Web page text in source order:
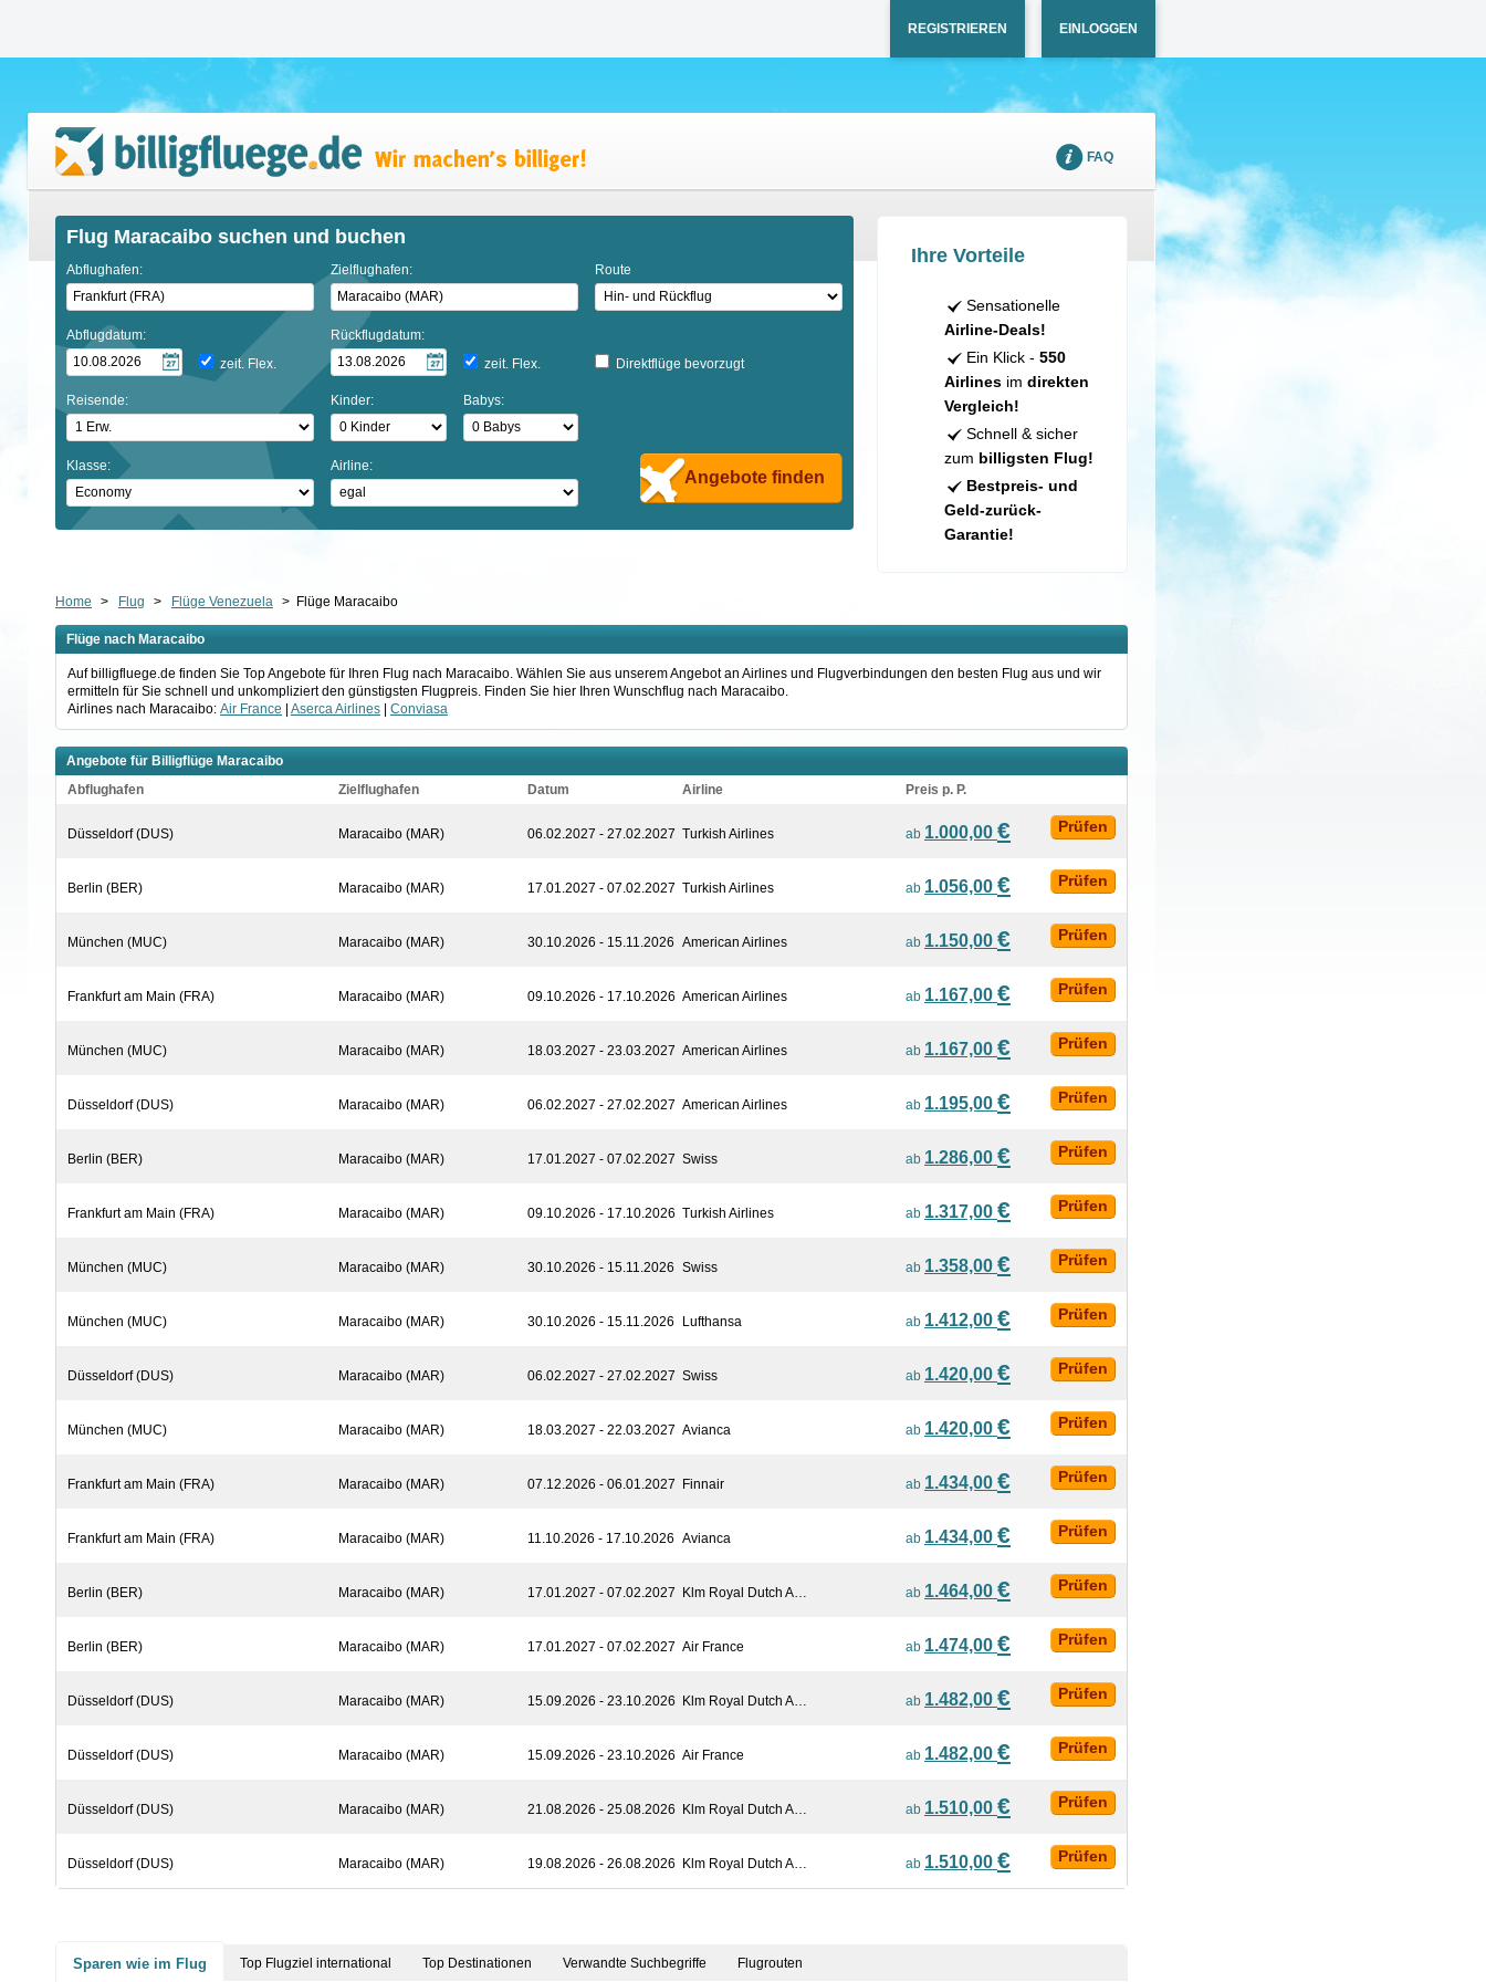
REGISTRIEREN EINLOGGEN
FAQ
Flug Maracaibo suchen und buchen
Abflughafen: Zielflughafen: Route
Abflugdatum:
zeit. Flex.
Rückflugdatum:
zeit. Flex.
Direktflüge bevorzugt
Reisende: Kinder: Babys:
Klasse: Airline:
Angebote finden
Ihre Vorteile
Sensationelle
Airline-Deals!
Ein Klick - 550
Airlinesim direkten
Vergleich!
Schnell & sicher
zum billigsten Flug!
Bestpreis- und
Geld-zurück-
Garantie!
Home > Flug > Flüge Venezuela > Flüge Maracaibo
Flüge nach Maracaibo
Auf billigfluege.de finden Sie Top Angebote für Ihren Flug nach Maracaibo. Wählen Sie aus unserem Angebot an Airlines und Flugverbindungen den besten Flug aus und wir
ermitteln für Sie schnell und unkompliziert den günstigsten Flugpreis. Finden Sie hier Ihren Wunschflug nach Maracaibo.
Airlines nach Maracaibo: Air France Aserca Airlines| Conviasa
Angebote für Billigflüge Maracaibo
Abflughafen
Zielflughafen Datum Airline Preis p. P.
Düsseldorf (DUS) Maracaibo (MAR) 06.02.2027 - 27.02.2027 Turkish Airlines ab 1.000,00 € Prüfen
Berlin (BER) Maracaibo (MAR) 17.01.2027 - 07.02.2027 Turkish Airlines ab 1.056,00 € Prüfen
München (MUC) Maracaibo (MAR) 30.10.2026 - 15.11.2026 American Airlines ab 1.150,00 € Prüfen
Frankfurt am Main (FRA) Maracaibo (MAR) 09.10.2026 - 17.10.2026 American Airlines ab 1.167,00 € Prüfen
München (MUC) Maracaibo (MAR) 18.03.2027 - 23.03.2027 American Airlines ab 1.167,00 € Prüfen
Düsseldorf (DUS) Maracaibo (MAR) 06.02.2027 - 27.02.2027 American Airlines ab 1.195,00 € Prüfen
Berlin (BER) Maracaibo (MAR) 17.01.2027 - 07.02.2027 Swiss ab 1.286,00 € Prüfen
Frankfurt am Main (FRA) Maracaibo (MAR) 09.10.2026 - 17.10.2026 Turkish Airlines ab 1.317,00 € Prüfen
München (MUC) Maracaibo (MAR) 30.10.2026 - 15.11.2026 Swiss ab 1.358,00 € Prüfen
München (MUC) Maracaibo (MAR) 30.10.2026 - 15.11.2026 Lufthansa ab 1.412,00 € Prüfen
Düsseldorf (DUS) Maracaibo (MAR) 06.02.2027 - 27.02.2027 Swiss ab 1.420,00 € Prüfen
München (MUC) Maracaibo (MAR) 18.03.2027 - 22.03.2027 Avianca ab 1.420,00 € Prüfen
Frankfurt am Main (FRA) Maracaibo (MAR) 07.12.2026 - 06.01.2027 Finnair ab 1.434,00 € Prüfen
Frankfurt am Main (FRA) Maracaibo (MAR) 11.10.2026 - 17.10.2026 Avianca ab 1.434,00 € Prüfen
Berlin (BER) Maracaibo (MAR) 17.01.2027 - 07.02.2027 Klm Royal Dutch A… ab 1.464,00 € Prüfen
Berlin (BER) Maracaibo (MAR) 17.01.2027 - 07.02.2027 Air France ab 1.474,00 € Prüfen
Düsseldorf (DUS) Maracaibo (MAR) 15.09.2026 - 23.10.2026 Klm Royal Dutch A… ab 1.482,00 € Prüfen
Düsseldorf (DUS) Maracaibo (MAR) 15.09.2026 - 23.10.2026 Air France ab 1.482,00 € Prüfen
Düsseldorf (DUS) Maracaibo (MAR) 21.08.2026 - 25.08.2026 Klm Royal Dutch A… ab 1.510,00 € Prüfen
Düsseldorf (DUS) Maracaibo (MAR) 19.08.2026 - 26.08.2026 Klm Royal Dutch A… ab 1.510,00 € Prüfen
Sparen wie im Flug Top Flugziel international Top Destinationen Verwandte Suchbegriffe Flugrouten